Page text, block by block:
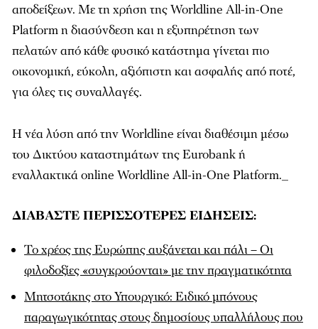
αποδείξεων. Με τη χρήση της Worldline All-in-One
Platform η διασύνδεση και η εξυπηρέτηση των
πελατών από κάθε φυσικό κατάστημα γίνεται πιο
οικονομική, εύκολη, αξιόπιστη και ασφαλής από ποτέ,
για όλες τις συναλλαγές.
Η νέα λύση από την Worldline είναι διαθέσιμη μέσω
του Δικτύου καταστημάτων της Eurobank ή
εναλλακτικά online Worldline All-in-One Platform._
ΔΙΑΒΑΣΤΕ ΠΕΡΙΣΣΟΤΕΡΕΣ ΕΙΔΗΣΕΙΣ:
Το χρέος της Ευρώπης αυξάνεται και πάλι – Οι
φιλοδοξίες «συγκρούονται» με την πραγματικότητα
Μητσοτάκης στο Υπουργικό: Ειδικό μπόνους
παραγωγικότητας στους δημοσίους υπαλλήλους που